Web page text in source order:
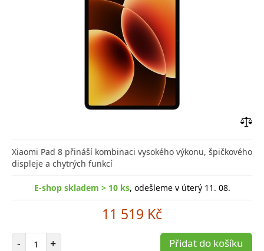
Xiaomi Pad 8 přináší kombinaci vysokého výkonu, špičkového
displeje a chytrých funkcí
E-shop skladem > 10 ks, odešleme v úterý 11. 08.
11 519 Kč
- Počet položek
+ Přidat do košíku